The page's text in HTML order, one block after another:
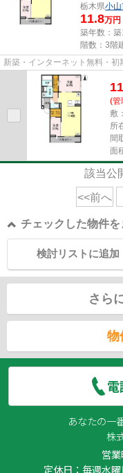
栃木県小
11.8万円
築年数：築
階数：3階
新築・インターネット無料・初
(管
敷
所
間
面
該当公
<<前へ
チェックした物件を
検討リストに追加
さら
物
あなたの一
株
営
定休日：毎週水